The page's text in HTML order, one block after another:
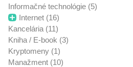
Informačné technológie (5)
Internet (16)
Kancelária (11)
Kniha / E-book (3)
Kryptomeny (1)
Manažment (10)